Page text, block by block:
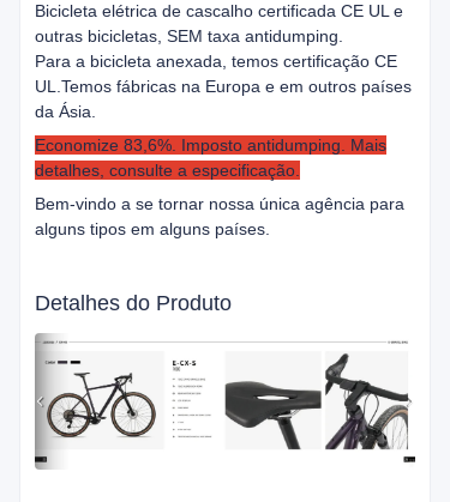
Bicicleta elétrica de cascalho certificada CE UL e
outras bicicletas, SEM taxa antidumping.
Para a bicicleta anexada, temos certificação CE
UL. Temos fábricas na Europa e em outros países
da Ásia.
Economize 83,6%. Imposto antidumping. Mais
detalhes, consulte a especificação.
Bem-vindo a se tornar nossa única agência para
alguns tipos em alguns países.
Detalhes do Produto